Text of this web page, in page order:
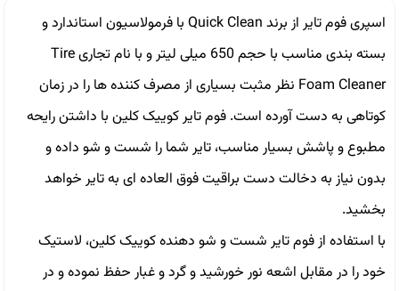
اسپری فوم تایر از برند Quick Clean با فرمولاسیون استاندارد و
بسته بندی مناسب با حجم 650 میلی لیتر و با نام تجاری Tire
Foam Cleaner نظر مثبت بسیاری از مصرف کننده ها را در زمان
کوتاهی به دست آورده است. فوم تایر کوییک کلین با داشتن رایحه
مطبوع و پاشش بسیار مناسب، تایر شما را شست و شو داده و
بدون نیاز به دخالت دست براقیت فوق العاده ای به تایر خواهد
بخشید.
با استفاده از فوم تاير شست و شو دهنده کوییک کلین، لاستیک
خود را در مقابل اشعه نور خورشید و گرد و غبار حفظ نموده و در